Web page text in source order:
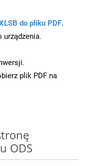
do pliku PDF.
urządzenia.
plik PDF na
ODS